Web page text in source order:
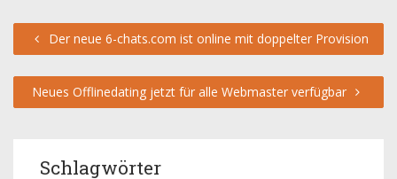
Der neue 6-chats.com ist online mit doppelter Provision
Neues Offlinedating jetzt für alle Webmaster verfügbar
Schlagwörter